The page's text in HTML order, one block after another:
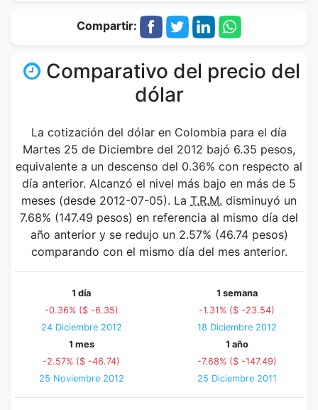
Compartir:
Comparativo del precio del
dólar
La cotización del dólar en Colombia para el día
Martes 25 de Diciembre del 2012 bajó 6.35 pesos,
equivalente a un descenso del 0.36% con respecto al
día anterior. Alcanzó el nivel más bajo en más de 5
meses (desde 2012-07-05). La T.R.M. disminuyó un
7.68% (147.49 pesos) en referencia al mismo día del
año anterior y se redujo un 2.57% (46.74 pesos)
comparando con el mismo día del mes anterior.
1 día
-0.36% ($ -6.35)
24 Diciembre 2012
1 semana
-1.31% ($ -23.54)
18 Diciembre 2012
1 mes
-2.57% ($ -46.74)
25 Noviembre 2012
1 año
-7.68% ($ -147.49)
25 Diciembre 2011